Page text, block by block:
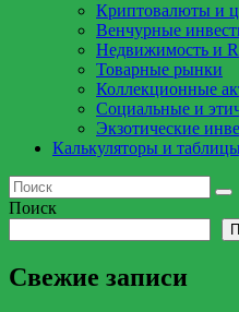
Криптовалюты и
Венчурные
Недвижимость и
Товарные рынки
Коллекционные
Социальные и
Экзотические
Калькуляторы и
Поиск
Свежие записи